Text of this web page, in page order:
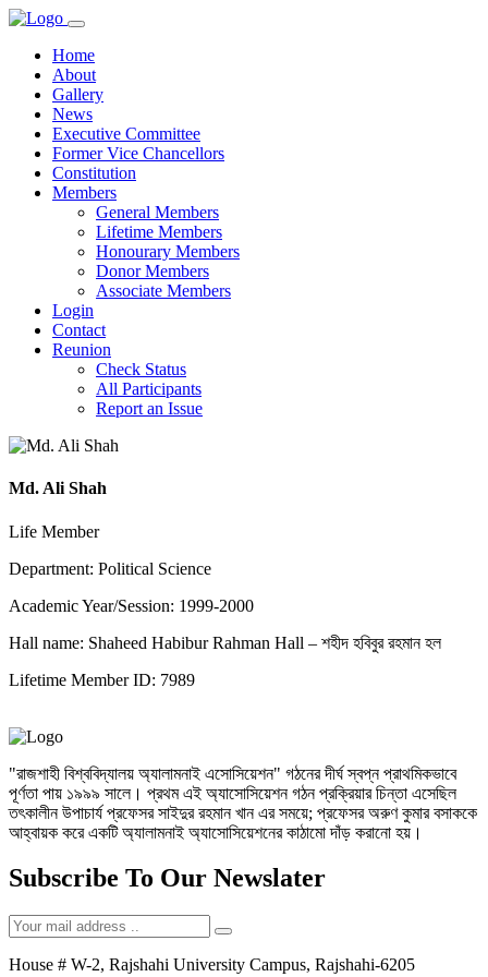
Home
About
Gallery
News
Executive Committee
Former Vice Chancellors
Constitution
Members
General Members
Lifetime Members
Honourary Members
Donor Members
Associate Members
Login
Contact
Reunion
Check Status
All Participants
Report an Issue
Md. Ali Shah
Life Member
Department: Political Science
Academic Year/Session: 1999-2000
Hall name: Shaheed Habibur Rahman Hall – শহীদ হবিবুর রহমান হল
Lifetime Member ID: 7989
"রাজশাহী বিশ্ববিদ্যালয় অ্যালামনাই এসোসিয়েশন" গঠনের দীর্ঘ স্বপ্ন প্রাথমিকভাবে
পূর্ণতা পায় ১৯৯৯ সালে। প্রথম এই অ্যাসোসিয়েশন গঠন প্রক্রিয়ার চিন্তা এসেছিল
তৎকালীন উপাচার্য প্রফেসর সাইদুর রহমান খান এর সময়ে; প্রফেসর অরুণ কুমার বসাককে
আহ্বায়ক করে একটি অ্যালামনাই অ্যাসোসিয়েশনের কাঠামো দাঁড় করানো হয়।
Subscribe To Our Newslater
House # W-2, Rajshahi University Campus, Rajshahi-6205